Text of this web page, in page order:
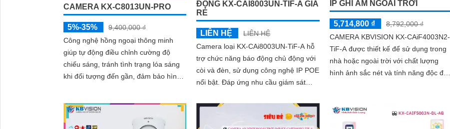
CAMERA KX-C8013UN-PRO
5%-35%
9,400,000 ₫
Công nghệ hồng ngoại thông minh
giúp tự động điều chỉnh cường độ
chiếu sáng, tránh tình trạng lóa sáng
khi đối tượng đến gần, đảm bảo hình
chống ngược sáng DWDR giúp
camera tái tạo màu sắc chính xác và
ĐỘNG KX-CAI8003UN-TIF-A GIÁ
RẺ
LIÊN HỆ
LIÊN HỆ
Camera loại KX-CAi8003UN-TiF-A hỗ
trợ chức năng báo động chủ động với
còi và đèn, sử dụng công nghệ IP POE
nổi bật. Đáp ứng nhu cầu giám sát
minh, hình ảnh chất lượng 8
IP GHI ÂM NGOÀI TRỜI
5,714,800 ₫
8,792,000 ₫
CAMERA KBVISION KX-CAiF4003N2-
TiF-A được thiết kế để sử dụng trong
nhà hoặc ngoài trời với chất lượng
hình ảnh sắc nét và tính năng độc đáo